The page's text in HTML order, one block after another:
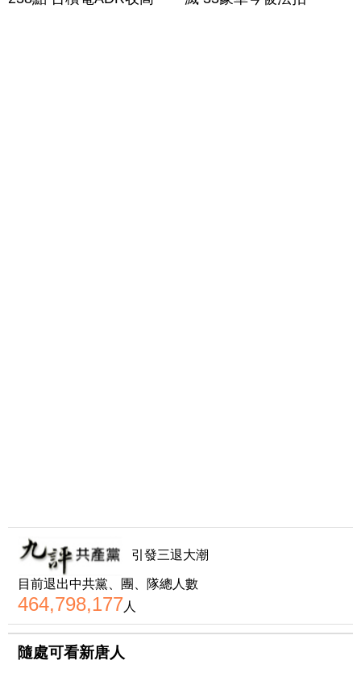
引發三退大潮
目前退出中共黨、團、隊總人數
464,798,177人
隨處可看新唐人